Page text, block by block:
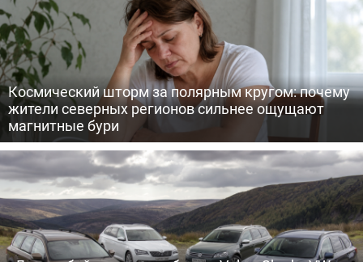
Космический шторм за полярным кругом: почему
жители северных регионов сильнее ощущают
магнитные бури